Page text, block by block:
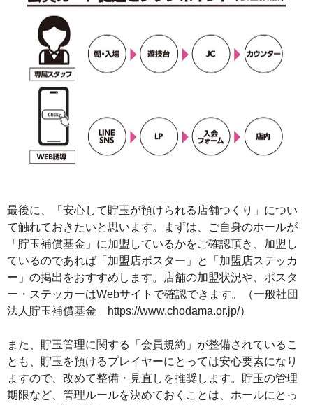
最後に、「安心して貯玉が預けられる店舗つくり」につい
て触れておきたいと思います。まずは、ご自身のホールが
「貯玉補償基金」に加盟しているかをご確認頂き、加盟し
ているのであれば「加盟店ポスター」と「加盟店ステッカ
ー」の掲出をおすすめします。店舗の加盟状況や、ポスタ
ー・ステッカーはWebサイトで確認できます。（一般社団
法人貯玉補償基金 https://www.chodama.or.jp/）
また、貯玉管理に関する「会員規約」が整備されているこ
とも、貯玉を預けるプレイヤーにとっては安心要素になり
ますので、改めて整備・見直しを推奨します。貯玉の管理
期限など、管理ルールを決めておくことは、ホールにとっ